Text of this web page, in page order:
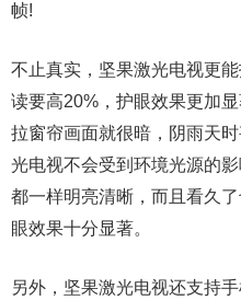
帧!
不止真实，坚果激光电视更
读要高20%，护眼效果更加
拉窗帘画面就很暗，阴雨天
光电视不会受到环境光源的
都一样明亮清晰，而且看久
眼效果十分显著。
另外，坚果激光电视还支持